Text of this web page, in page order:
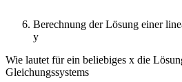
Berechnung der Lösung einer
y
Wie lautet für ein beliebiges x die
Gleichungssystems